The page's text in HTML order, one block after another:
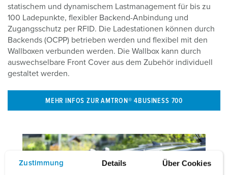
Zustimmung Details Über Cookies
statischem und dynamischem Lastmanagement für bis zu
100 Ladepunkte, flexibler Backend-Anbindung und
Zugangsschutz per RFID. Die Ladestationen können durch
Backends (OCPP) betrieben werden und flexibel mit den
Wallboxen verbunden werden. Die Wallbox kann durch
auswechselbare Front Cover aus dem Zubehör individuell
gestaltet werden.
MEHR INFOS ZUR AMTRON® 4BUSINESS 700